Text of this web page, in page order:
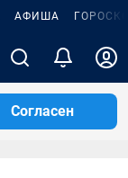
АФИША
Согласен